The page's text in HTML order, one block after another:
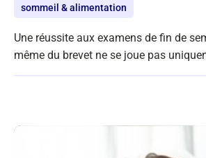
sommeil & alimentation
Une réussite aux examens de fin de
même du brevet ne se joue pas